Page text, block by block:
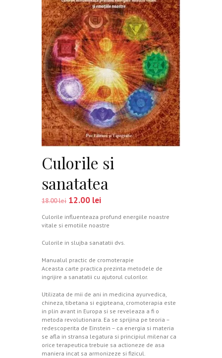
Culorile si
sanatatea
18.00lei 12.00 lei
Culorile influenteaza profund energiile noastre
vitale si emotiile noastre
Culorile in slujba sanatatii dvs.
Manualul practic de cromoterapie
Aceasta carte practica prezinta metodele de
ingrijire a sanatatii cu ajutorul culorilor.
Utilizata de mii de ani in medicina ayurvedica,
chineza, tibetana si egipteana, cromoterapia este
in plin avant in Europa si se reveleaza a fi o
metoda revolutionara. Ea se sprijina pe teoria –
redescoperita de Einstein – ca energia si materia
se afla in stransa legatura si principiul milenar ca
orice terapeutica trebuie sa actioneze de asa
maniera incat sa armonizeze si fizicul.